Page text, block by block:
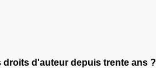
droits d'auteur depuis trente ans ?